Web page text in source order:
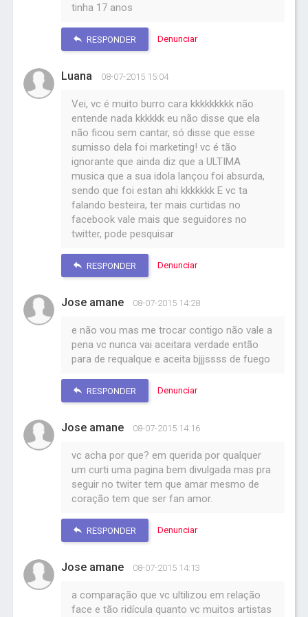
tinha 17 anos
RESPONDER Denunciar
Luana 08-07-2015 15:04
Vei, vc é muito burro cara kkkkkkkkk não
entende nada kkkkkk eu não disse que ela
não ficou sem cantar, só disse que esse
sumisso dela foi marketing! vc é tão
ignorante que ainda diz que a ULTIMA
musica que a sua idola lançou foi absurda,
sendo que foi estan ahi kkkkkkk E vc ta
falando besteira, ter mais curtidas no
facebook vale mais que seguidores no
twitter, pode pesquisar
RESPONDER Denunciar
Jose amane 08-07-2015 14:28
e não vou mas me trocar contigo não vale a
pena vc nunca vai aceitara verdade então
para de requalque e aceita bjjjssss de fuego
RESPONDER Denunciar
Jose amane 08-07-2015 14:16
vc acha por que? em querida por qualquer
um curti uma pagina bem divulgada mas pra
seguir no twiter tem que amar mesmo de
coração tem que ser fan amor.
RESPONDER Denunciar
Jose amane 08-07-2015 14:13
a comparação que vc ultilizou em relação
face e tão ridícula quanto vc muitos artistas